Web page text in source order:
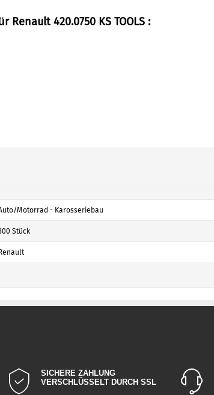
420.0750 KS TOOLS :
Motorrad - Karosseriebau
Stück
Renault
SICHERE ZAHLUNG
VERSCHLÜSSELT DURCH SSL